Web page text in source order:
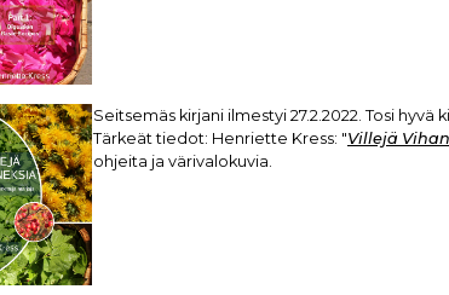
Seitsemäs kirjani ilmestyi 27.2.2022. Tosi
Tärkeät tiedot: Henriette Kress: "Villejä
ohjeita ja värivalokuvia.